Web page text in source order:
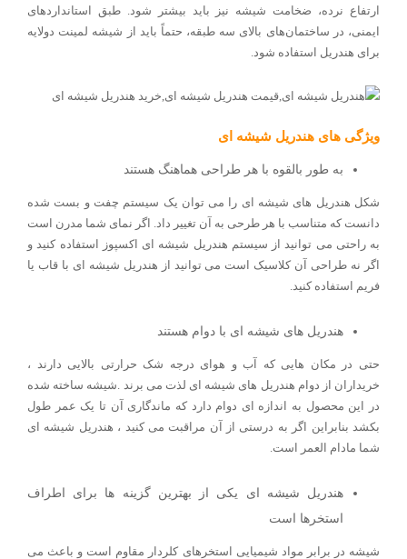
ارتفاع نرده، ضخامت شیشه نیز باید بیشتر شود. طبق استانداردهای
ایمنی، در ساختمان‌های بالای سه طبقه، حتماً باید از شیشه لمینت دولایه
برای هندریل استفاده شود.
ویژگی های هندریل شیشه ای
به طور بالقوه با هر طراحی هماهنگ هستند
شکل هندریل های شیشه ای را می توان یک سیستم چفت و بست شده
دانست که متناسب با هر طرحی به آن تغییر داد. اگر نمای شما مدرن است
به راحتی می توانید از سیستم هندریل شیشه ای اکسپوز استفاده کنید و
اگر نه طراحی آن کلاسیک است می توانید از هندریل شیشه ای با قاب یا
فریم استفاده کنید.
هندریل های شیشه ای با دوام هستند
حتی در مکان هایی که آب و هوای درجه شک حرارتی بالایی دارند ،
خریداران از دوام هندریل های شیشه ای لذت می برند .شیشه ساخته شده
در این محصول به اندازه ای دوام دارد که ماندگاری آن تا یک عمر طول
بکشد بنابراین اگر به درستی از آن مراقبت می کنید ، هندریل شیشه ای
شما مادام العمر است.
هندریل شیشه ای یکی از بهترین گزینه ها برای اطراف
استخرها است
شیشه در برابر مواد شیمیایی استخرهای کلردار مقاوم است و باعث می